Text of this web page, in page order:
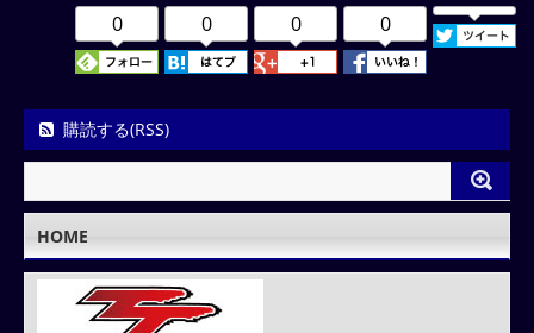
0
0
0
0
購読する(RSS)
HOME